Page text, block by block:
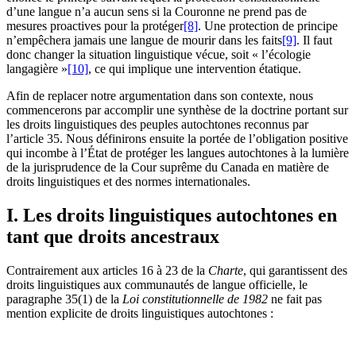
d’une langue n’a aucun sens si la Couronne ne prend pas de
mesures proactives pour la protéger[8]. Une protection de principe
n’empêchera jamais une langue de mourir dans les faits[9]. Il faut
donc changer la situation linguistique vécue, soit « l’écologie
langagière »[10], ce qui implique une intervention étatique.
Afin de replacer notre argumentation dans son contexte, nous
commencerons par accomplir une synthèse de la doctrine portant sur
les droits linguistiques des peuples autochtones reconnus par
l’article 35. Nous définirons ensuite la portée de l’obligation positive
qui incombe à l’État de protéger les langues autochtones à la lumière
de la jurisprudence de la Cour suprême du Canada en matière de
droits linguistiques et des normes internationales.
I. Les droits linguistiques autochtones en
tant que droits ancestraux
Contrairement aux articles 16 à 23 de la Charte, qui garantissent des
droits linguistiques aux communautés de langue officielle, le
paragraphe 35(1) de la Loi constitutionnelle de 1982 ne fait pas
mention explicite de droits linguistiques autochtones :